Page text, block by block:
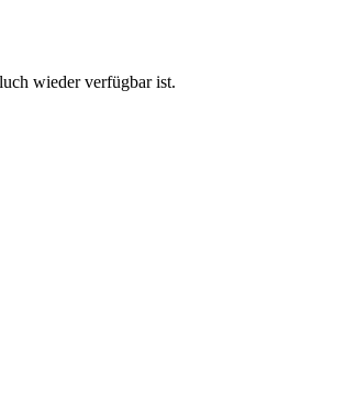
wieder verfügbar ist.